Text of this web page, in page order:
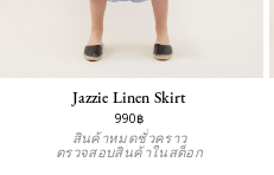
Jazzie Linen Skirt
990฿
สินค้าหมดชั่วคราว
ตรวจสอบสินค้าในสต็อก